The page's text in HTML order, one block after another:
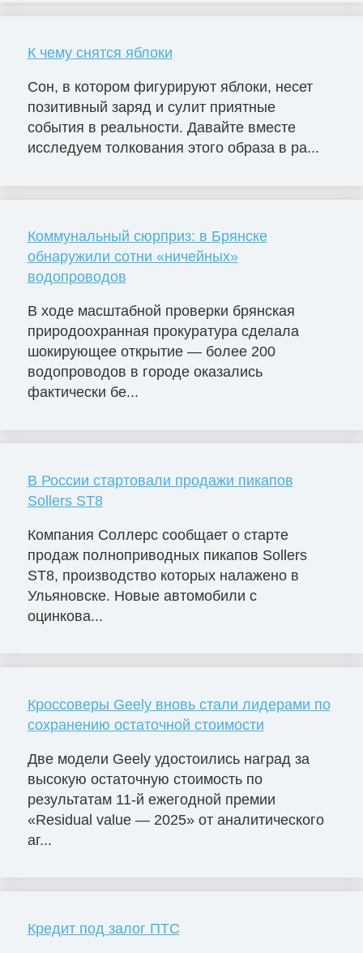
К чему снятся яблоки
Сон, в котором фигурируют яблоки, несет
позитивный заряд и сулит приятные
события в реальности. Давайте вместе
исследуем толкования этого образа в ра...
Коммунальный сюрприз: в Брянске
обнаружили сотни «ничейных»
водопроводов
В ходе масштабной проверки брянская
природоохранная прокуратура сделала
шокирующее открытие — более 200
водопроводов в городе оказались
фактически бе...
В России стартовали продажи пикапов
Sollers ST8
Компания Соллерс сообщает о старте
продаж полноприводных пикапов Sollers
ST8, производство которых налажено в
Ульяновске. Новые автомобили с
оцинкова...
Кроссоверы Geely вновь стали лидерами по
сохранению остаточной стоимости
Две модели Geely удостоились наград за
высокую остаточную стоимость по
результатам 11-й ежегодной премии
«Residual value — 2025» от аналитического
аг...
Кредит под залог ПТС